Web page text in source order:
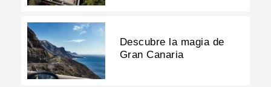
Descubre la magia de
Gran Canaria